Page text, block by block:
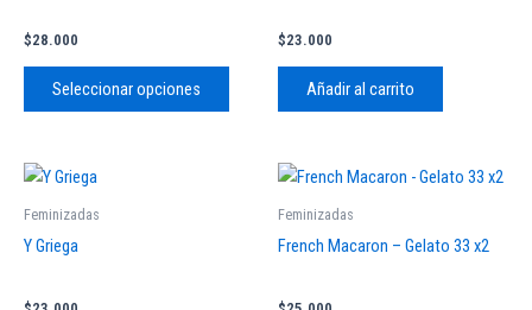
$28.000
Seleccionar opciones
se
$23.000
Añadir al carrito
Feminizadas
Y Griega
productoFeminizadas
French Macaron – Gelato 33 x2